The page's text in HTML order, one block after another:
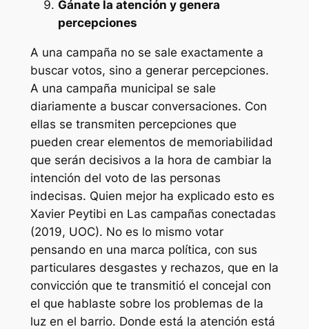
Gánate la atención y genera
percepciones
A una campaña no se sale exactamente a
buscar votos, sino a generar percepciones.
A una campaña municipal se sale
diariamente a buscar conversaciones. Con
ellas se transmiten percepciones que
pueden crear elementos de memoriabilidad
que serán decisivos a la hora de cambiar la
intención del voto de las personas
indecisas. Quien mejor ha explicado esto es
Xavier Peytibi en Las campañas conectadas
(2019, UOC). No es lo mismo votar
pensando en una marca política, con sus
particulares desgastes y rechazos, que en la
convicción que te transmitió el concejal con
el que hablaste sobre los problemas de la
luz en el barrio. Donde está la atención está